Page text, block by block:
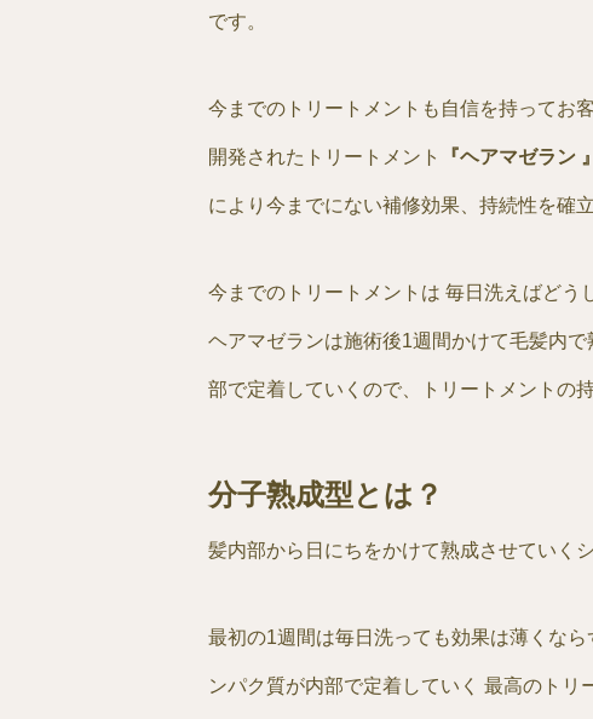
です。
今までのトリートメントも自信を持ってお
開発されたトリートメント 『ヘアマゼラン 』
により今までにない補修効果、持続性を確立
今までのトリートメントは 毎日洗えばどう
ヘアマゼランは施術後1週間かけて毛髪内
部で定着していくので、トリートメントの
分子熟成型とは？
髪内部から日にちをかけて熟成させていくシ
最初の1週間は毎日洗っても効果は薄くな
ンパク質が内部で定着していく 最高のトリ